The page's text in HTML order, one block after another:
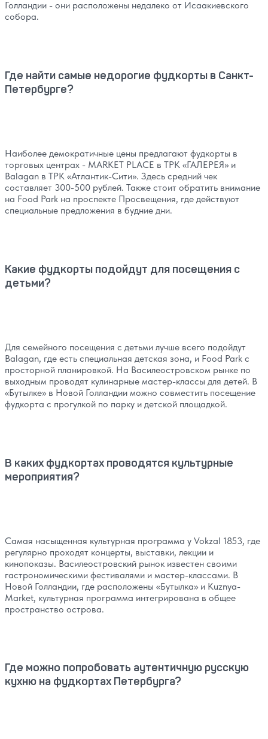
Голландии - они расположены недалеко от Исаакиевского
собора.
Где найти самые недорогие фудкорты в Санкт-
Петербурге?
Наиболее демократичные цены предлагают фудкорты в
торговых центрах - MARKET PLACE в ТРК «‎ГАЛЕРЕЯ» и
Balagan в ТРК «‎Атлантик-Сити». Здесь средний чек
составляет 300-500 рублей. Также стоит обратить внимание
на Food Park на проспекте Просвещения, где действуют
специальные предложения в будние дни.
Какие фудкорты подойдут для посещения с
детьми?
Для семейного посещения с детьми лучше всего подойдут
Balagan, где есть специальная детская зона, и Food Park с
просторной планировкой. На Василеостровском рынке по
выходным проводят кулинарные мастер-классы для детей. В
«‎Бутылке» в Новой Голландии можно совместить посещение
фудкорта с прогулкой по парку и детской площадкой.
В каких фудкортах проводятся культурные
мероприятия?
Самая насыщенная культурная программа у Vokzal 1853, где
регулярно проходят концерты, выставки, лекции и
кинопоказы. Василеостровский рынок известен своими
гастрономическими фестивалями и мастер-классами. В
Новой Голландии, где расположены «‎Бутылка» и Kuznya-
Market, культурная программа интегрирована в общее
пространство острова.
Где можно попробовать аутентичную русскую
кухню на фудкортах Петербурга?